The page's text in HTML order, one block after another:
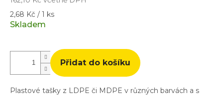
Měrná
cena:
2,68 Kč / 1 ks
Skladem
Přidat do košíku
Plastové tašky z LDPE či MDPE v různých barvách a s